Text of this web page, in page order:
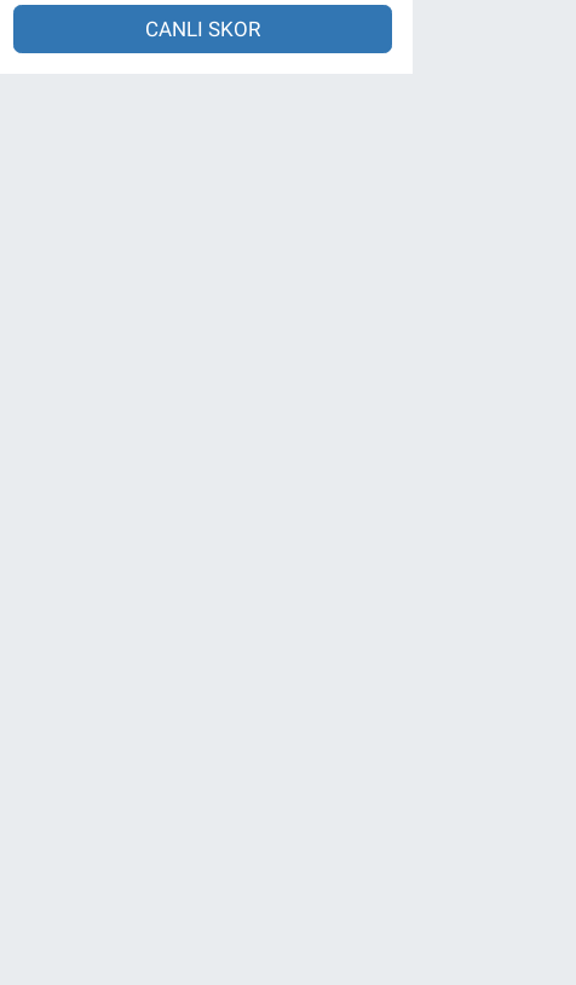
CANLI SKOR